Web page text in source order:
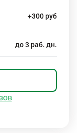
+300 руб
до 3 раб. дн.